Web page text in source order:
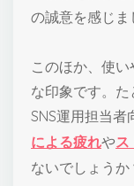
の誠意を感じま
このほか、使
な印象です。
SNS運用担当者
による疲れやス
ないでしょうか